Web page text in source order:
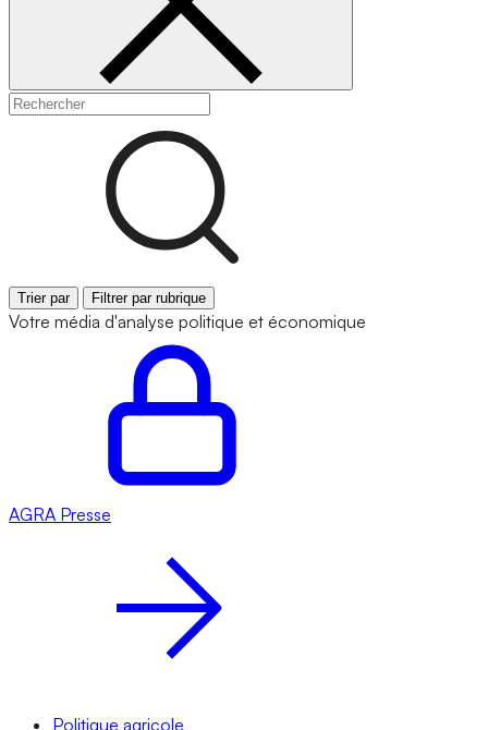
Trier par Filtrer par rubrique
Votre média d'analyse politique et économique
AGRA Presse
Politique agricole